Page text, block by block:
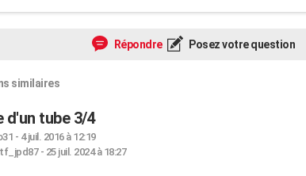
Répondre Posez votre question
similaires
d'un tube 3/4
- 4 juil. 2016 à 12:19
- 25 juil. 2024 à 18:27